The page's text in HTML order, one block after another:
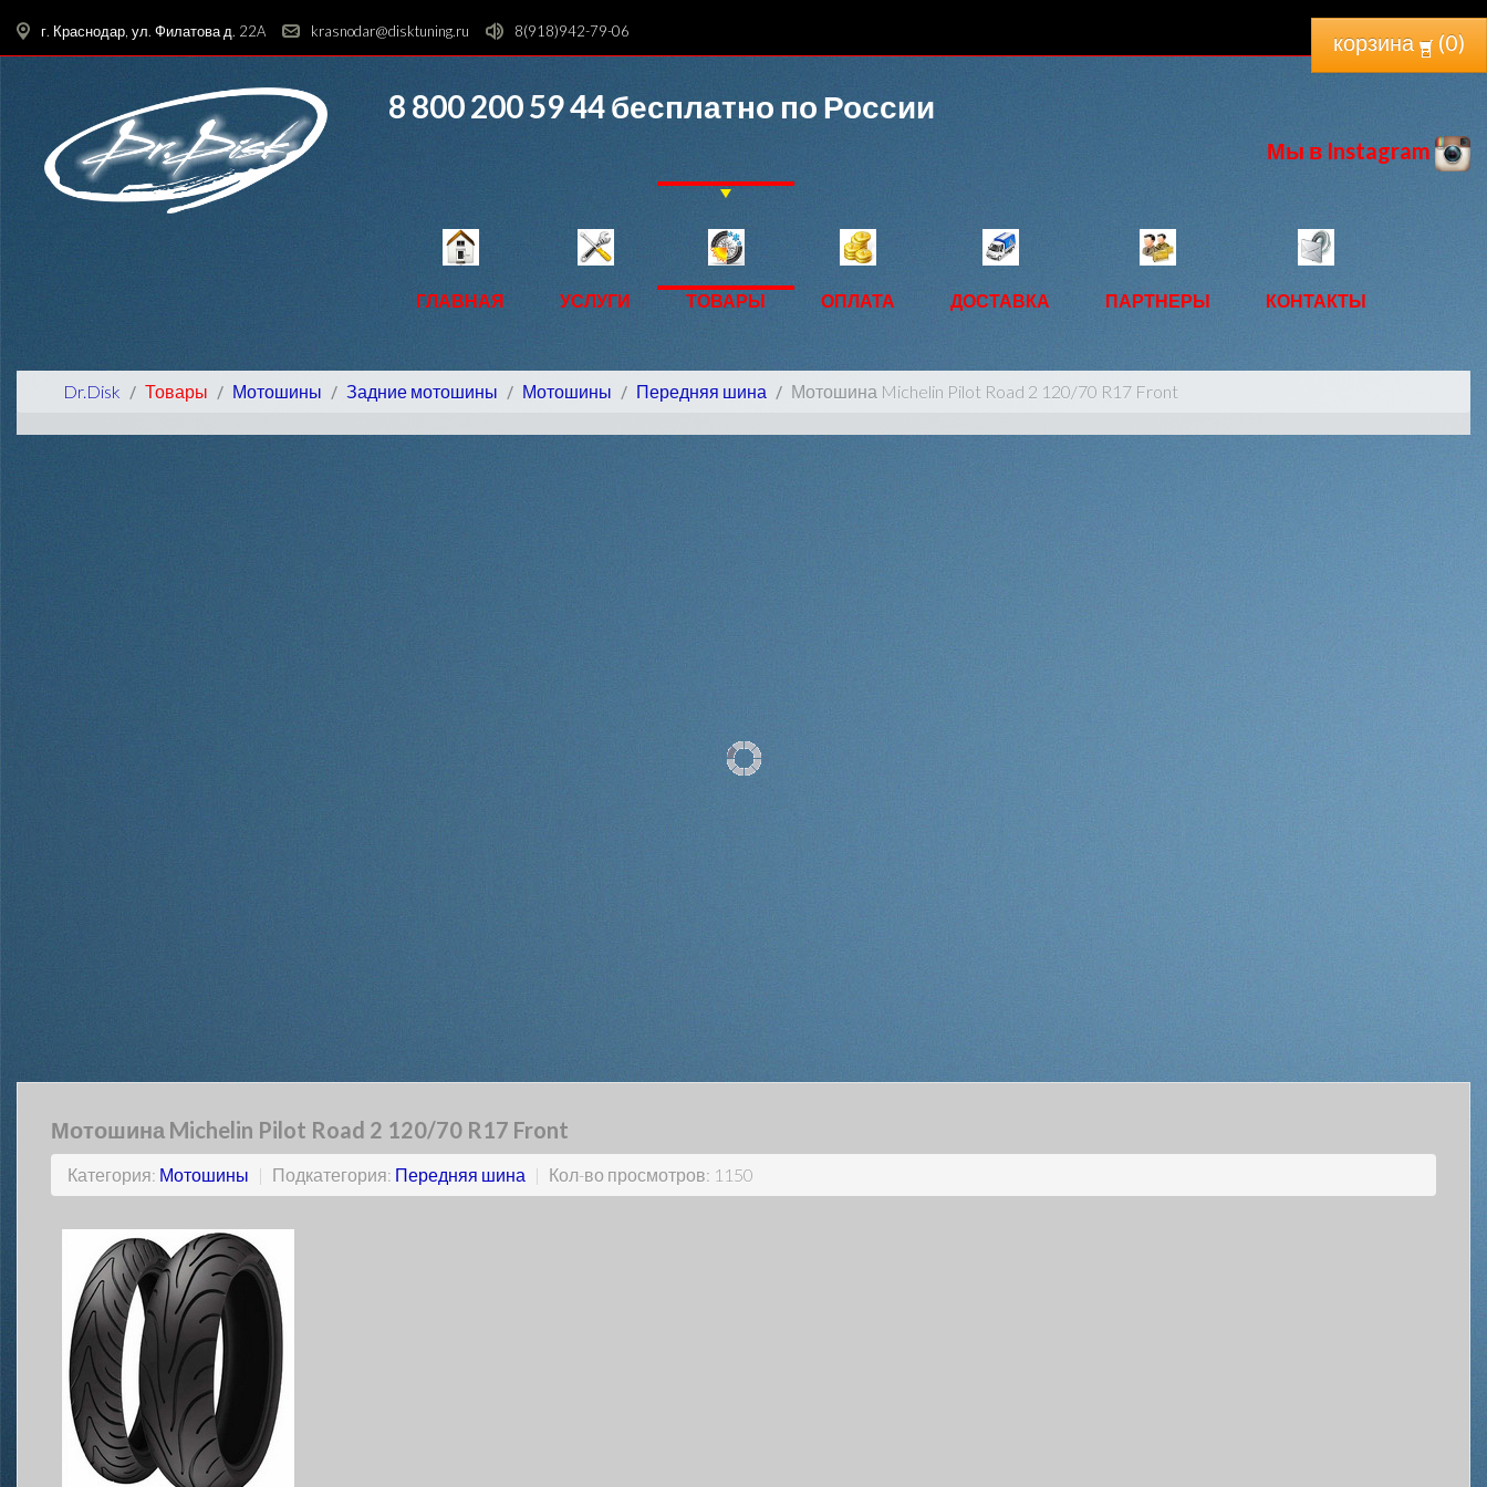
г. Краснодар, ул. Филатова д. 22A krasnodar@disktuning.ru 8(918)942-79-06 корзина (0)
8 800 200 59 44бесплатно по России
Мы в Instagram
ГЛАВНАЯ УСЛУГИ ТОВАРЫ ОПЛАТА ДОСТАВКА ПАРТНЕРЫ КОНТАКТЫ
Dr.Disk Товары Мотошины Задние мотошины Мотошины Передняя шина Мотошина Michelin Pilot Road 2 120/70 R17 Front
Мотошина Michelin Pilot Road 2 120/70 R17 Front
Категория: Мотошины | Подкатегория: Передняя шина | Кол-во просмотров: 1150